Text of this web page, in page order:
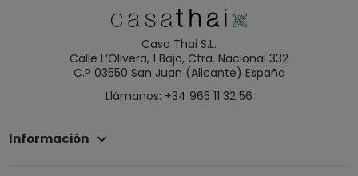
Casa Thai S.L.
Calle L’Olivera, 1 Bajo, Ctra. Nacional 332
C.P 03550 San Juan (Alicante) España
Llámanos: +34 965 11 32 56
Información